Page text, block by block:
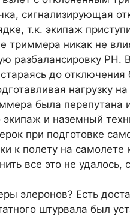
сигнализирующая
т.к. экипаж
триммера никак не
разбалансировку РН.
до отключения
нагрузку
была перепутана
и наземный
при подготовке
к полету на самолете
все это не удалось,
элеронов? Есть
штурвала был